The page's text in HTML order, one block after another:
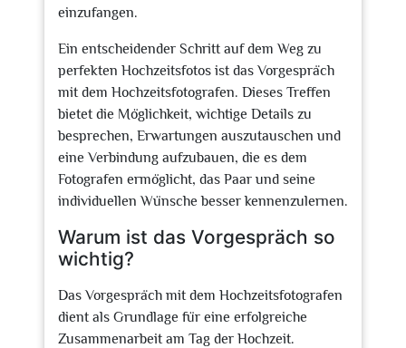
einzufangen.
Ein entscheidender Schritt auf dem Weg zu
perfekten Hochzeitsfotos ist das Vorgespräch
mit dem Hochzeitsfotografen. Dieses Treffen
bietet die Möglichkeit, wichtige Details zu
besprechen, Erwartungen auszutauschen und
eine Verbindung aufzubauen, die es dem
Fotografen ermöglicht, das Paar und seine
individuellen Wünsche besser kennenzulernen.
Warum ist das Vorgespräch so
wichtig?
Das Vorgespräch mit dem Hochzeitsfotografen
dient als Grundlage für eine erfolgreiche
Zusammenarbeit am Tag der Hochzeit.